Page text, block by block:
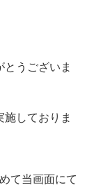
うございま
しておりま
て当画面にて